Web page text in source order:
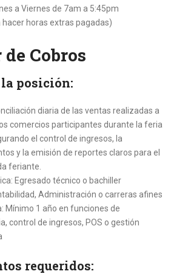
a Viernes de 7am a 5:45pm
horas extras pagadas)
Cobros
posición:
diaria de las ventas realizadas a
comercios participantes durante la feria
el control de ingresos, la
y la emisión de reportes claros para el
feriante.
Egresado técnico o bachiller
Administración o carreras afines
Mínimo 1 año en funciones de
control de ingresos, POS o gestión
requeridos: